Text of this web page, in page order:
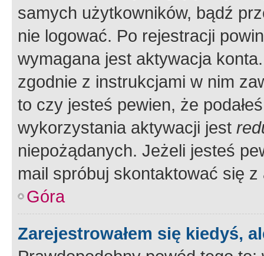
samych użytkowników, bądź
nie logować. Po rejestracji
wymagana jest aktywacja
zgodnie z instrukcjami w nim
to czy jesteś pewien, że
wykorzystania aktywacji jest
niepożądanych. Jeżeli jesteś
mail spróbuj skontaktować się
Góra
Zarejestrowałem się kiedyś,